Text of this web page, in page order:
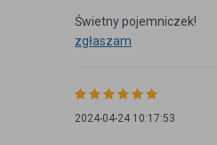
Świetny pojemniczek!
zgłaszam
2024-04-24 10:17:53